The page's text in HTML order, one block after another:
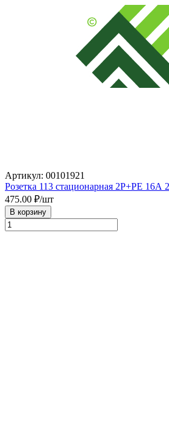
Артикул: 00101921
Розетка 113 стационарная 2Р+РЕ
475.00 ₽/шт
В корзину